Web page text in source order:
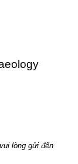
lòng gửi đến